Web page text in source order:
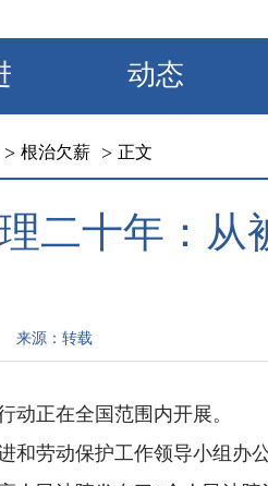
动态
> 根治欠薪 > 正文
二十年：从
来源： 转载
动正在全国范围内开展。
和劳动保护工作领导小组办